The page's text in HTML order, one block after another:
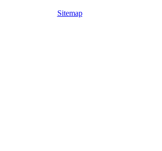
Sitemap